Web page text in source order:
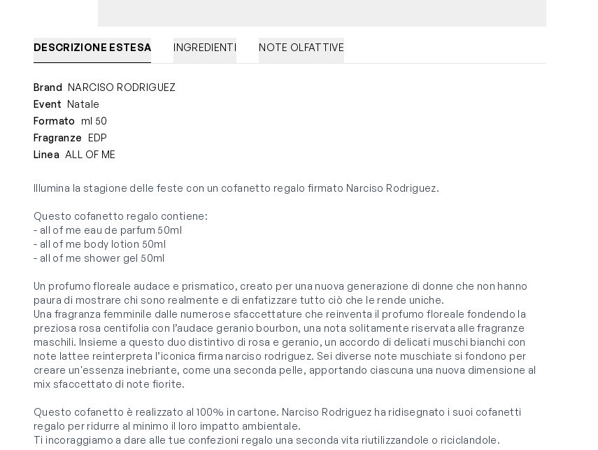
DESCRIZIONE ESTESA INGREDIENTI NOTE OLFATTIVE
Brand NARCISO RODRIGUEZ
Event Natale
Formato
ml 50
Fragranze
EDP
Linea ALL OF ME
Illumina la stagione delle feste con un cofanetto regalo firmato Narciso Rodriguez.
Questo cofanetto regalo contiene:
- all of me eau de parfum 50ml
- all of me body lotion 50ml
- all of me shower gel 50ml
Un profumo floreale audace e prismatico, creato per una nuova generazione di donne che non hanno
paura di mostrare chi sono realmente e di enfatizzare tutto ciò che le rende uniche.
Una fragranza femminile dalle numerose sfaccettature che reinventa il profumo floreale fondendo la
preziosa rosa centifolia con l’audace geranio bourbon, una nota solitamente riservata alle fragranze
maschili. Insieme a questo duo distintivo di rosa e geranio, un accordo di delicati muschi bianchi con
note lattee reinterpreta l’iconica firma narciso rodriguez. Sei diverse note muschiate si fondono per
creare un'essenza inebriante, come una seconda pelle, apportando ciascuna una nuova dimensione al
mix sfaccettato di note fiorite.
Questo cofanetto è realizzato al 100% in cartone. Narciso Rodriguez ha ridisegnato i suoi cofanetti
regalo per ridurre al minimo il loro impatto ambientale.
Ti incoraggiamo a dare alle tue confezioni regalo una seconda vita riutilizzandole o riciclandole.